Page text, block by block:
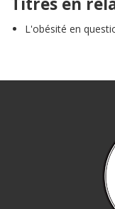
L'obésité en